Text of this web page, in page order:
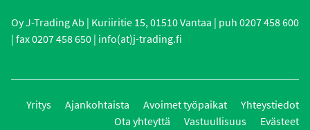
Oy J-Trading Ab | Kuriiritie 15, 01510 Vantaa | puh 0207 458 600
| fax 0207 458 650 | info(at)j-trading.fi
Yritys Ajankohtaista Avoimet työpaikat
Yhteystiedot
Ota yhteyttä
Vastuullisuus
Evästeet